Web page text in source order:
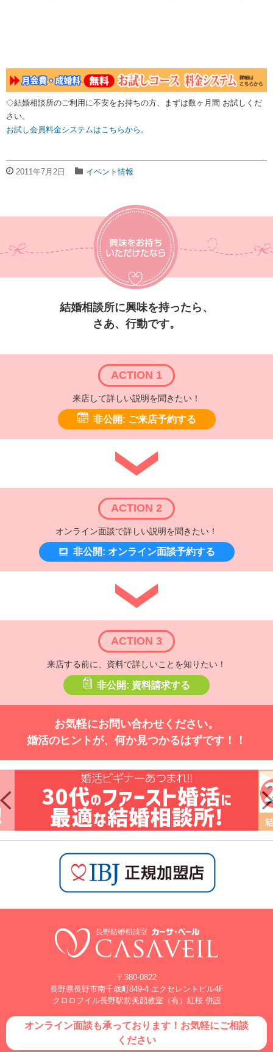
◇結婚相談所のご利用に不安をお持ちの方、まずは数ヶ月間 お試しくだ
さい。
お試し会員料金システムはこちらから。
2011年7月2日 イベント情報
結婚相談所に興味を持ったら、
さあ、行動です。
ACTION 1
来店して詳しい説明を聞きたい！
非公開: ご来店予約する
ACTION 2
オンライン面談で詳しい説明を聞きたい！
非公開: オンライン面談予約する
ACTION 3
来店する前に、資料で詳しいことを知りたい！
非公開: 資料請求する
お気軽にお問い合わせください。
婚活のヒントが、何か見つかるはずです！！
〒380-0822
長野県長野市南千歳町849-4 エクセレントビル4F
クロロフイル長野駅前美顔教室（有）紅桜 併設
オンライン面談も承っております！お気軽にご相談
ください